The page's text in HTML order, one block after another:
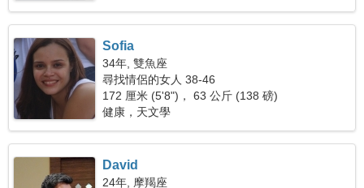
Sofia
34年, 雙魚座
尋找情侶的女人 38-46
172 厘米 (5'8")， 63 公斤 (138 磅)
健康，天文學
David
24年, 摩羯座